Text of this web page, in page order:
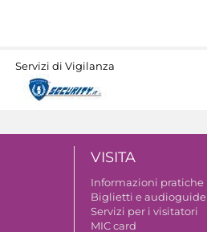
Servizi di Vigilanza
VISITA
Informazioni pratiche
Biglietti e audioguide
Servizi per i visitatori
MIC card